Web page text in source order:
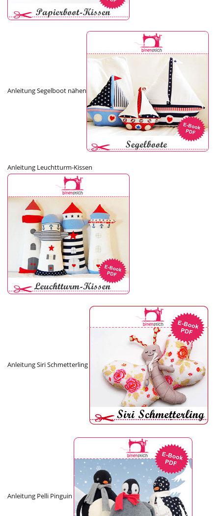
Anleitung Segelboot nähen
Anleitung Leuchtturm-Kissen
Anleitung Siri Schmetterling
Anleitung Pelli Pinguin